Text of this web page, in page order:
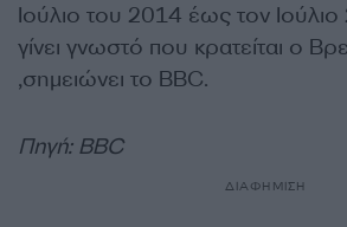
Ιούλιο του 2014 έως τον Ιούλιο
γίνει γνωστό που κρατείται ο
,σημειώνει το BBC.
Πηγή: BBC
ΔΙΑΦΗΜΙΣΗ